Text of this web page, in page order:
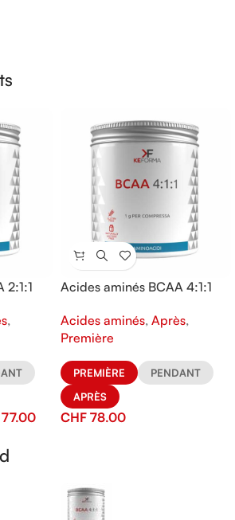
2:1:1
,
77.00
Acides aminés BCAA 4:1:1
Acides aminés, Après,
Première
PREMIÈRE
PENDANT
APRÈS
CHF 78.00